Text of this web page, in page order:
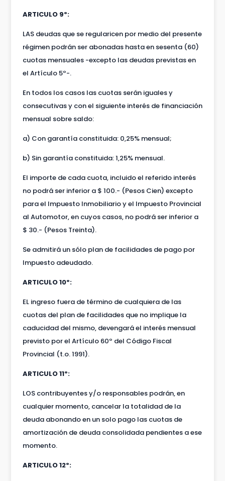
ARTICULO 9º:
LAS deudas que se regularicen por medio del presente
régimen podrán ser abonadas hasta en sesenta (60)
cuotas mensuales -excepto las deudas previstas en
el Artículo 5º-.
En todos los casos las cuotas serán iguales y
consecutivas y con el siguiente interés de financiación
mensual sobre saldo:
a) Con garantía constituida: 0,25% mensual;
b) Sin garantía constituida: 1,25% mensual.
El importe de cada cuota, incluido el referido interés
no podrá ser inferior a $ 100.- (Pesos Cien) excepto
para el Impuesto Inmobiliario y el Impuesto Provincial
al Automotor, en cuyos casos, no podrá ser inferior a
$ 30.- (Pesos Treinta).
Se admitirá un sólo plan de facilidades de pago por
Impuesto adeudado.
ARTICULO 10º:
EL ingreso fuera de término de cualquiera de las
cuotas del plan de facilidades que no implique la
caducidad del mismo, devengará el interés mensual
previsto por el Artículo 60º del Código Fiscal
Provincial (t.o. 1991).
ARTICULO 11º:
LOS contribuyentes y/o responsables podrán, en
cualquier momento, cancelar la totalidad de la
deuda abonando en un solo pago las cuotas de
amortización de deuda consolidada pendientes a ese
momento.
ARTICULO 12º: